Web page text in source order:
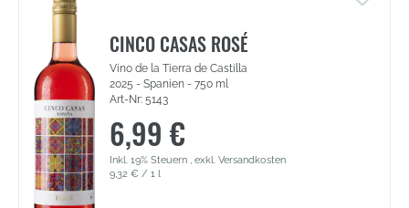
Aperitif
-
16
%
(9068)
CINCO CASAS ROSÉ
Vino de la Tierra de Castilla
2025 - Spanien - 750 ml
Art-Nr: 5143
6,99 €
Inkl. 19% Steuern , exkl. Versandkosten
9,32 € / 1 l